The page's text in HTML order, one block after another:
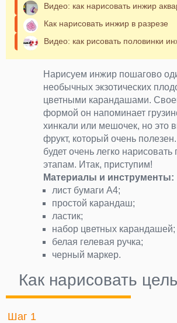
Видео: как нарисовать инжир
Как нарисовать инжир в разрезе
Видео: как рисовать половинки
Нарисуем инжир пошагово
необычных экзотических
цветными карандашами.
формой он напоминает
хинкали или мешочек, но это
фрукт, который очень
будет очень легко нарисовать
этапам. Итак, приступим!
Материалы и инструменты:
лист бумаги А4;
простой карандаш;
ластик;
набор цветных карандашей;
белая гелевая ручка;
черный маркер.
Как нарисовать
Шаг 1